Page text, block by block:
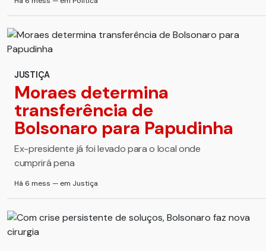
JUSTIÇA
Moraes determina
transferência de
Bolsonaro para Papudinha
Ex-presidente já foi levado para o local onde
cumprirá pena
Há 6 mess — em Justiça